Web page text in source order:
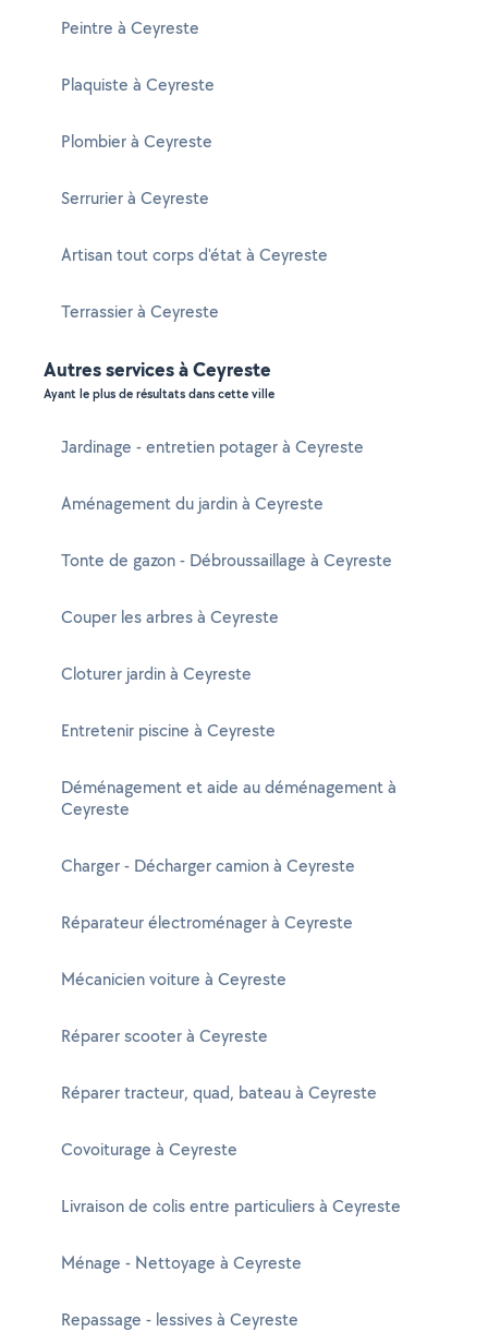
Peintre à Ceyreste
Plaquiste à Ceyreste
Plombier à Ceyreste
Serrurier à Ceyreste
Artisan tout corps d'état à Ceyreste
Terrassier à Ceyreste
Autres services à Ceyreste
Ayant le plus de résultats dans cette ville
Jardinage - entretien potager à Ceyreste
Aménagement du jardin à Ceyreste
Tonte de gazon - Débroussaillage à Ceyreste
Couper les arbres à Ceyreste
Cloturer jardin à Ceyreste
Entretenir piscine à Ceyreste
Déménagement et aide au déménagement à
Ceyreste
Charger - Décharger camion à Ceyreste
Réparateur électroménager à Ceyreste
Mécanicien voiture à Ceyreste
Réparer scooter à Ceyreste
Réparer tracteur, quad, bateau à Ceyreste
Covoiturage à Ceyreste
Livraison de colis entre particuliers à Ceyreste
Ménage - Nettoyage à Ceyreste
Repassage - lessives à Ceyreste